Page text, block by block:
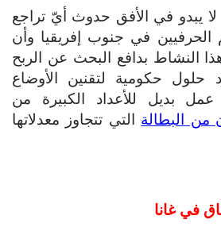
لا يبدو في الأفق حدوث أيّ تراجع
الحرفيين في جنوب إفريقيا وأن
النشاط بدافع البحث عن الربح
حكومية لتقنين الأوضاع
عمل بديل للأعداد الكبيرة من
من البطالة التي تتجاوز معدلاتها